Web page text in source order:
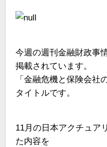
今週の週刊金融財政事
掲載されています。
「金融危機と保険会社
タイトルです。
11月の日本アクチュア
た内容を